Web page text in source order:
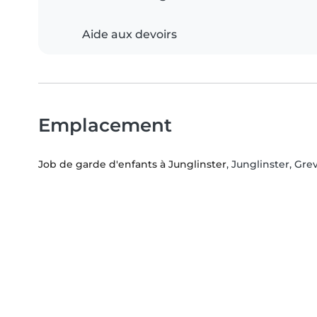
Aide aux devoirs
Emplacement
Job de garde d'enfants à Junglinster, Junglinster,